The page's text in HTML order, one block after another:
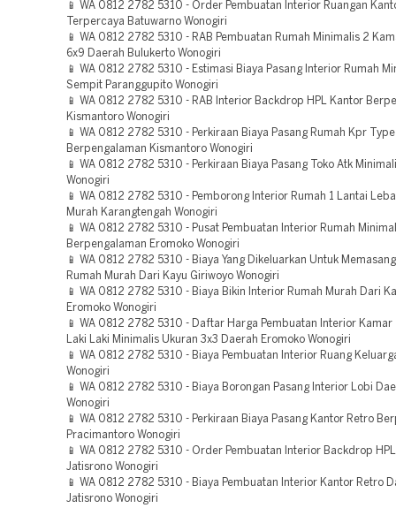
📱 WA 0812 2782 5310 - Order Pembuatan Interior Ruangan
Terpercaya Batuwarno Wonogiri
📱 WA 0812 2782 5310 - RAB Pembuatan Rumah Minimalis 2
6x9 Daerah Bulukerto Wonogiri
📱 WA 0812 2782 5310 - Estimasi Biaya Pasang Interior Rumah
Sempit Paranggupito Wonogiri
📱 WA 0812 2782 5310 - RAB Interior Backdrop HPL Kantor
Kismantoro Wonogiri
📱 WA 0812 2782 5310 - Perkiraan Biaya Pasang Rumah Kpr
Berpengalaman Kismantoro Wonogiri
📱 WA 0812 2782 5310 - Perkiraan Biaya Pasang Toko Atk
Wonogiri
📱 WA 0812 2782 5310 - Pemborong Interior Rumah 1 Lantai
Murah Karangtengah Wonogiri
📱 WA 0812 2782 5310 - Pusat Pembuatan Interior Rumah
Berpengalaman Eromoko Wonogiri
📱 WA 0812 2782 5310 - Biaya Yang Dikeluarkan Untuk
Rumah Murah Dari Kayu Giriwoyo Wonogiri
📱 WA 0812 2782 5310 - Biaya Bikin Interior Rumah Murah Dari
Eromoko Wonogiri
📱 WA 0812 2782 5310 - Daftar Harga Pembuatan Interior
Laki Laki Minimalis Ukuran 3x3 Daerah Eromoko Wonogiri
📱 WA 0812 2782 5310 - Biaya Pembuatan Interior Ruang
Wonogiri
📱 WA 0812 2782 5310 - Biaya Borongan Pasang Interior Lobi
Wonogiri
📱 WA 0812 2782 5310 - Perkiraan Biaya Pasang Kantor Retro
Pracimantoro Wonogiri
📱 WA 0812 2782 5310 - Order Pembuatan Interior Backdrop
Jatisrono Wonogiri
📱 WA 0812 2782 5310 - Biaya Pembuatan Interior Kantor Retro
Jatisrono Wonogiri